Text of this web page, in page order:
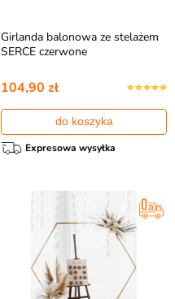
Girlanda balonowa ze stelażem
SERCE czerwone
104,90 zł
do koszyka
Expresowa wysyłka